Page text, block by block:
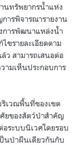
นทรัพยากรน้ำแห่ง
ารพิจารณารายงาน
การพัฒนาแหล่งน้ำ
ขรายละเอียดตาม
ว สามารถเสนอต่อ
ามเห็นประกอบการ
ริเวณพื้นที่ของเขต
ยของสัตว์ป่าสำคัญ
ระบบนิเวศโดยรอบ
นป่าผืนเดียวกันกับ